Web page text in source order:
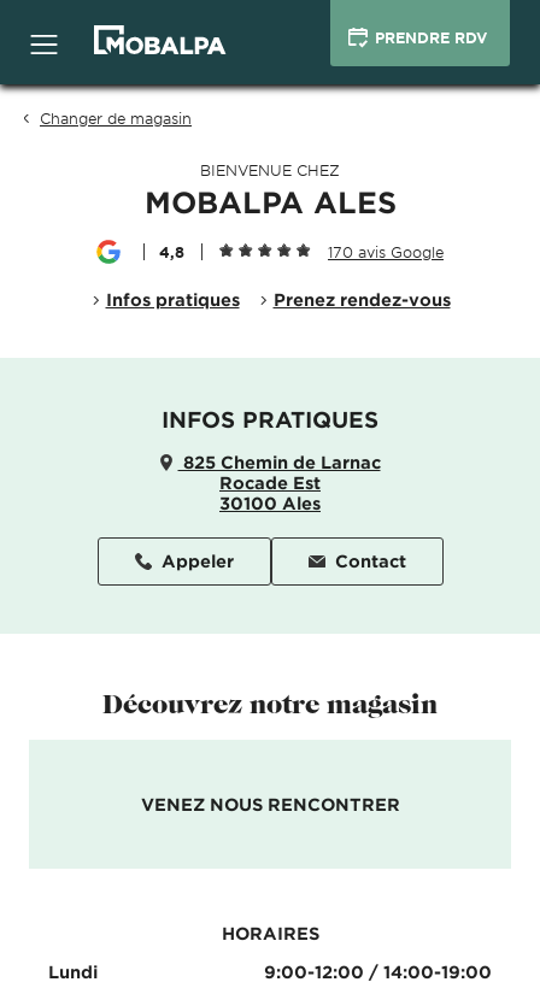
PRENDRE RDV
Changer de magasin
BIENVENUE CHEZ
MOBALPA ALES
4,8 170 avis Google
Infos pratiques Prenez rendez-vous
INFOS PRATIQUES
825 Chemin de Larnac
Rocade Est
30100 Ales
Appeler Contact
Découvrez notre magasin
VENEZ NOUS RENCONTRER
HORAIRES
Lundi
9:00-12:00 / 14:00-19:00